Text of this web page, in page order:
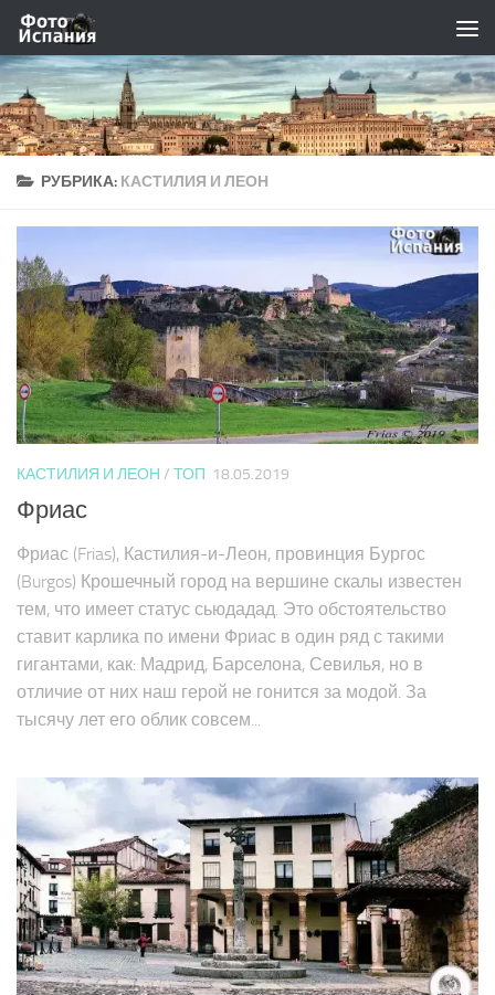
Skip to content
РУБРИКА: КАСТИЛИЯ И ЛЕОН
КАСТИЛИЯ И ЛЕОН / ТОП 18.05.2019
Фриас
Фриас (Frias), Кастилия-и-Леон, провинция Бургос
(Burgos) Крошечный город на вершине скалы известен
тем, что имеет статус сьюдадад. Это обстоятельство
ставит карлика по имени Фриас в один ряд с такими
гигантами, как: Мадрид, Барселона, Севилья, но в
отличие от них наш герой не гонится за модой. За
тысячу лет его облик совсем...